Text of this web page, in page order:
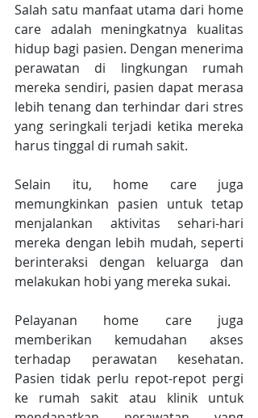
Salah satu manfaat utama dari home
care adalah meningkatnya kualitas
hidup bagi pasien. Dengan menerima
perawatan di lingkungan rumah
mereka sendiri, pasien dapat merasa
lebih tenang dan terhindar dari stres
yang seringkali terjadi ketika mereka
harus tinggal di rumah sakit.
Selain itu, home care juga
memungkinkan pasien untuk tetap
menjalankan aktivitas sehari-hari
mereka dengan lebih mudah, seperti
berinteraksi dengan keluarga dan
melakukan hobi yang mereka sukai.
Pelayanan home care juga
memberikan kemudahan akses
terhadap perawatan kesehatan.
Pasien tidak perlu repot-repot pergi
ke rumah sakit atau klinik untuk